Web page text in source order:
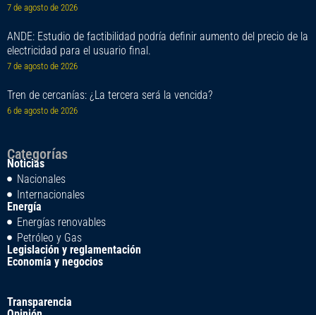
7 de agosto de 2026
ANDE: Estudio de factibilidad podría definir aumento del precio de la
electricidad para el usuario final.
7 de agosto de 2026
Tren de cercanías: ¿La tercera será la vencida?
6 de agosto de 2026
Categorías
Noticias
Nacionales
Internacionales
Energía
Energías renovables
Petróleo y Gas
Legislación y reglamentación
Economía y negocios
Transparencia